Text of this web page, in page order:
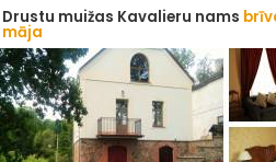
Drustu muižas Kavalieru nams
māja